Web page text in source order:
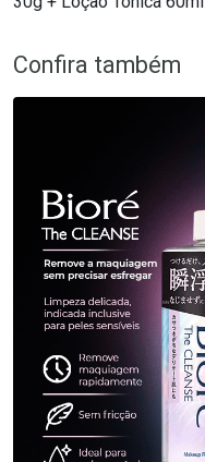
Confira também